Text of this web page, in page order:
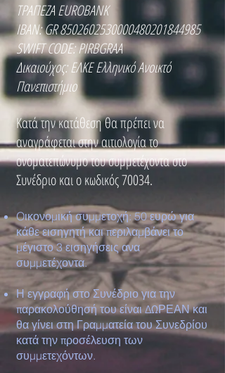
ΤΡΑΠΕΖΑ EUROBANK
ΙΒΑΝ: GR 8502602530000480201844985
SWIFT CODE: PIRBGRAA
Δικαιούχος: ΕΛΚΕ Ελληνικό Ανοικτό
Πανεπιστήμιο
Κατά την κατάθεση θα πρέπει να
αναγράφεται στην αιτιολογία το
ονοματεπώνυμο του συμμετέχοντα στο
Συνέδριο και ο κωδικός 70034.
Oικονομική συμμετοχή: 50 ευρώ για
κάθε εισηγητή και περιλαμβάνει το
μέγιστο 3 εισηγήσεις ανα
συμμετέχοντα.
Η εγγραφή στο Συνέδριο για την
παρακολούθησή του είναι ΔΩΡΕΑΝ και
θα γίνει στη Γραμματεία του Συνεδρίου
κατά την προσέλευση των
συμμετεχόντων.